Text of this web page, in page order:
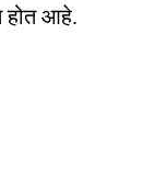
होत आहे.